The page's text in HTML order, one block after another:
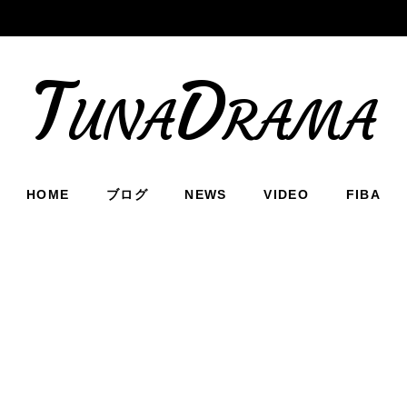
TunaDrama
HOME ブログ NEWS VIDEO FIBA